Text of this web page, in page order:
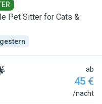
Pet Sitter for Cats &
ab
45 €
/nacht